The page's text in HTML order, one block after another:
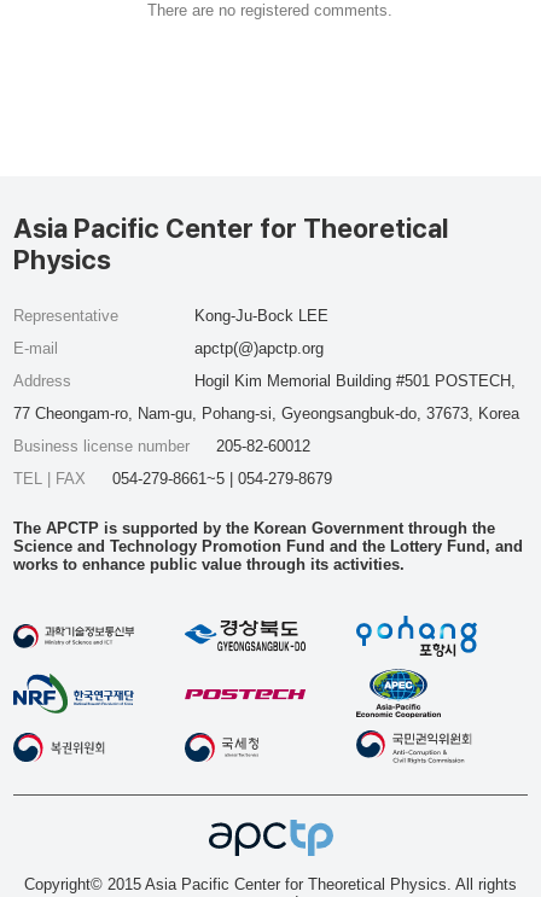
There are no registered comments.
Asia Pacific Center for Theoretical
Physics
Representative
Kong-Ju-Bock LEE
E-mail
apctp(@)apctp.org
Address
Hogil Kim Memorial Building #501 POSTECH,
77 Cheongam-ro, Nam-gu, Pohang-si, Gyeongsangbuk-do, 37673, Korea
Business license number
205-82-60012
TEL | FAX
054-279-8661~5 | 054-279-8679
The APCTP is supported by the Korean Government through the
Science and Technology Promotion Fund and the Lottery Fund, and
works to enhance public value through its activities.
Copyright© 2015 Asia Pacific Center for Theoretical Physics. All rights